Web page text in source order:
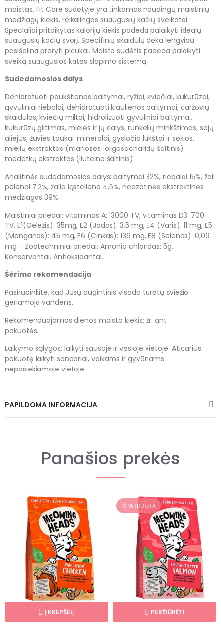
maistas. Fit Care sudėtyje yra tinkamas naudingų maistinių
medžiagų kiekis, reikalingas suaugusių kačių sveikatai.
Specialiai pritaikytas kalorijų kiekis padeda palaikyti idealų
suaugusių kačių svorį. Specifinių skaidulų dėka lengviau
pasišalina praryti plaukai. Maisto sudėtis padeda palaikyti
sveiką suaugusios katės šlapimo sistemą.
Sudedamosios dalys
Dehidratuoti paukštienos baltymai, ryžiai, kviečiai, kukurūzai,
gyvuliniai riebalai, dehidratuoti kiaulienos baltymai, daržovių
skaidulos, kviečių miltai, hidrolizuoti gyvuliniai baltymai,
kukurūzų glitimas, mielės ir jų dalys, runkelių minkštimas, sojų
aliejus, žuvies taukai, mineralai, gysločio lukštai ir sėklos,
mielių ekstraktas (manozės-oligosacharidų šaltinis),
medetkų ekstraktas (liuteino šaltinis).
Analitinės sudedamosios dalys: baltymai 32%, riebalai 15%, žali
pelenai 7,2%, žalia ląsteliena 4,6%, neazotinės ekstraktinės
medžiagos 39%.
Maistiniai priedai: vitaminas A: 13000 TV, vitaminas D3: 700
TV, E1(Geležis): 35mg, E2 (Jodas): 3,5 mg, E4 (Varis): 11 mg, E5
(Manganas): 45 mg, E6 (Cinkas): 136 mg, E8 (Selenas): 0,09
mg - Zootechniniai priedai: Amonio chloridas: 5g,
Konservantai, Antioksidantai.
Šėrimo rekomendacija
Pasirūpinkite, kad Jūsų augintinis visada turėtų šviežio
geriamojo vandens.
Rekomenduojamas dienos maisto kiekis: žr. ant
pakuotės.
Laikymo sąlygos: laikyti sausoje ir vėsioje vietoje. Atidarius
pakuotę laikyti sandariai, vaikams ir gyvūnams
nepasiekiamoje vietoje.
PAPILDOMA INFORMACIJA
Panašios prekės
Į KREPŠELĮ
IŠPARDUOTA
PERŽIŪRĖTI